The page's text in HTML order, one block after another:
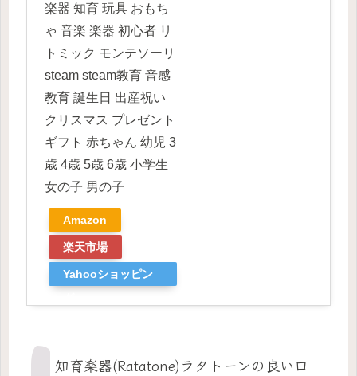
楽器 知育 玩具 おもち
ゃ 音楽 楽器 初心者 リ
トミック モンテソーリ
steam steam教育 音感
教育 誕生日 出産祝い
クリスマス プレゼント
ギフト 赤ちゃん 幼児 3
歳 4歳 5歳 6歳 小学生
女の子 男の子
Amazon
楽天市場
Yahooショッピン
知育楽器(Ratatone)ラタトーンの良い口